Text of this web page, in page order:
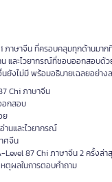
าษาจีน ที่ครอบคลุมทุกด้านมา
และไวยากรณ์ที่ชอบออกสอบ
งไม่มี พร้อมอธิบายเฉลยอย่าง
Chi ภาษาจีน
อกสอบ
ย
านและไวยากรณ์
ศจีน
Level 87 Chi ภาษาจีน 2 ครั้งล่า
หตุผลในการตอบคำถาม